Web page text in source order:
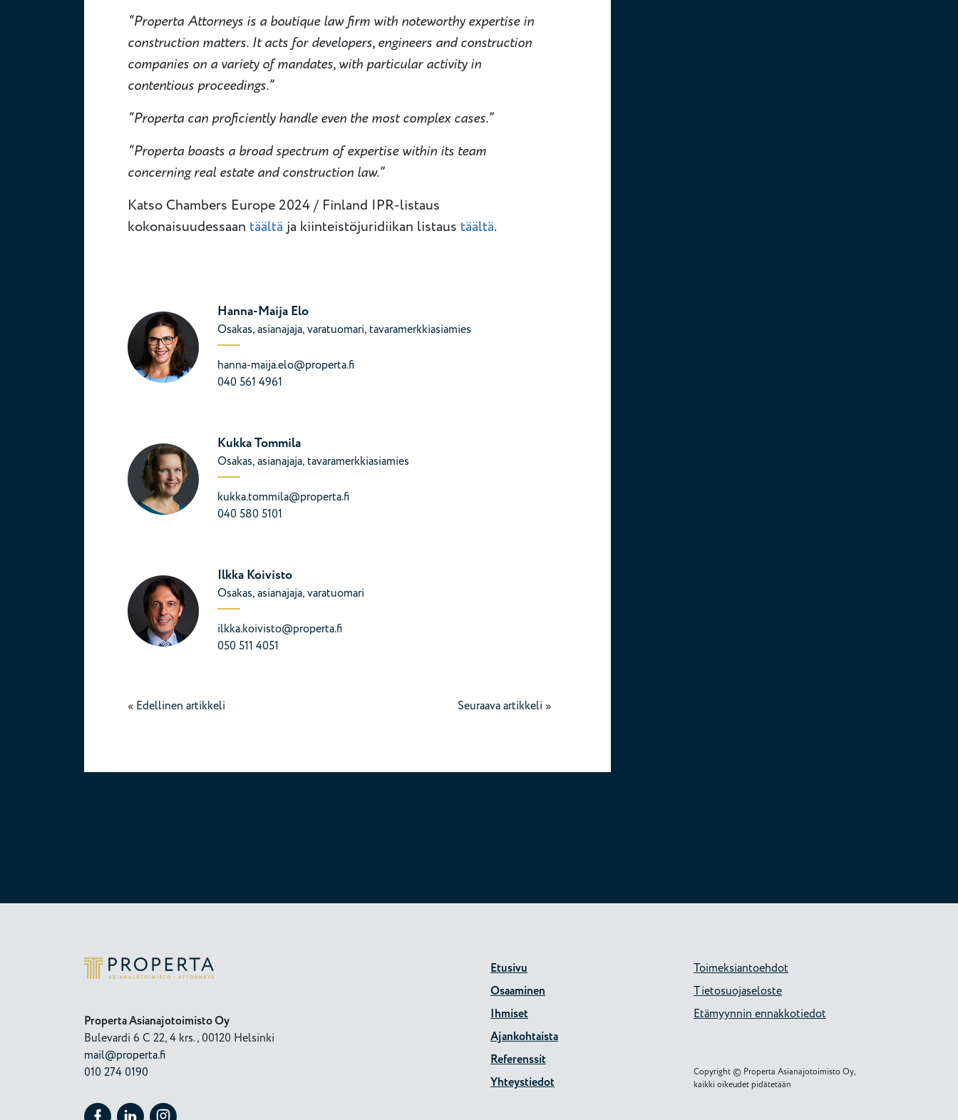
“Properta Attorneys is a boutique law firm with noteworthy expertise in
construction matters. It acts for developers, engineers and construction
companies on a variety of mandates, with particular activity in
contentious proceedings.”
“Properta can proficiently handle even the most complex cases.”
“Properta boasts a broad spectrum of expertise within its team
concerning real estate and construction law.”
Katso Chambers Europe 2024 / Finland IPR-listaus
kokonaisuudessaan täältäja kiinteistöjuridiikan listaus täältä.
Hanna-Maija Elo
Osakas, asianajaja, varatuomari, tavaramerkkiasiamies
hanna-maija.elo@properta.fi
040 561 4961
Kukka Tommila
Osakas, asianajaja, tavaramerkkiasiamies
kukka.tommila@properta.fi
040 580 5101
Ilkka Koivisto
Osakas, asianajaja, varatuomari
ilkka.koivisto@properta.fi
050 511 4051
« Edellinen artikkeli Seuraava artikkeli »
Properta
Properta Asianajotoimisto Oy
Bulevardi 6 C 22, 4 krs., 00120 Helsinki
mail@properta.fi
010 274 0190
Etusivu
Osaaminen
Ihmiset
Ajankohtaista
Referenssit
Yhteystiedot
Toimeksiantoehdot
Tietosuojaseloste
Etämyynnin ennakkotiedot
Copyright © Properta Asianajotoimisto Oy,
kaikki oikeudet pidätetään
Seuraa Properta kohteessa: Facebook
Seuraa Properta kohteessa: LinkedIn
Seuraa Properta kohteessa: Instagram